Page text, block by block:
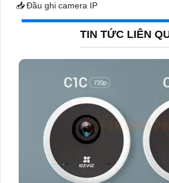
📥Đầu ghi camera IP
TIN TỨC LIÊN